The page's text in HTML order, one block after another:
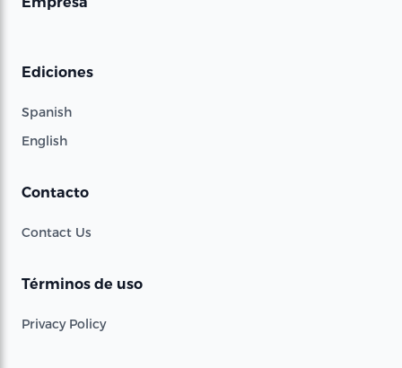
Ediciones
Spanish
English
Contacto
Contact Us
Términos de uso
Privacy Policy